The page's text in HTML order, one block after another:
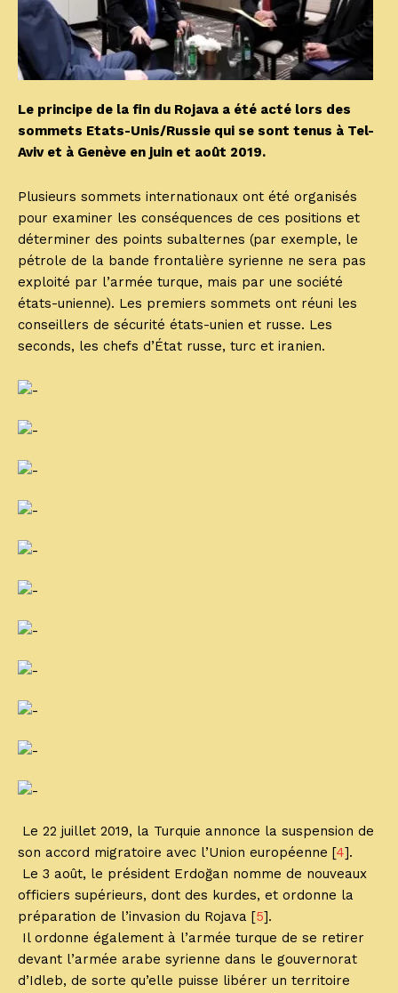
Le principe de la fin du Rojava a été acté lors des
sommets Etats-Unis/Russie qui se sont tenus à Tel-
Aviv et à Genève en juin et août 2019.
Plusieurs sommets internationaux ont été organisés
pour examiner les conséquences de ces positions et
déterminer des points subalternes (par exemple, le
pétrole de la bande frontalière syrienne ne sera pas
exploité par l’armée turque, mais par une société
états-unienne). Les premiers sommets ont réuni les
conseillers de sécurité états-unien et russe. Les
seconds, les chefs d’État russe, turc et iranien.
Le 22 juillet 2019, la Turquie annonce la suspension de
son accord migratoire avec l’Union européenne [4].
Le 3 août, le président Erdoğan nomme de nouveaux
officiers supérieurs, dont des kurdes, et ordonne la
préparation de l’invasion du Rojava [5].
Il ordonne également à l’armée turque de se retirer
devant l’armée arabe syrienne dans le gouvernorat
d’Idleb, de sorte qu’elle puisse libérer un territoire